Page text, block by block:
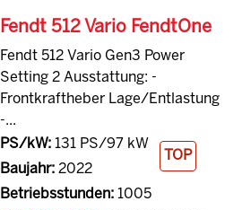
Fendt 512 Vario FendtOne
Fendt 512 Vario Gen3 Power
Setting 2 Ausstattung: -
Frontkraftheber Lage/Entlastung
-...
PS/kW:131 PS/97 kW
Baujahr:2022
Betriebsstunden:1005
TOP